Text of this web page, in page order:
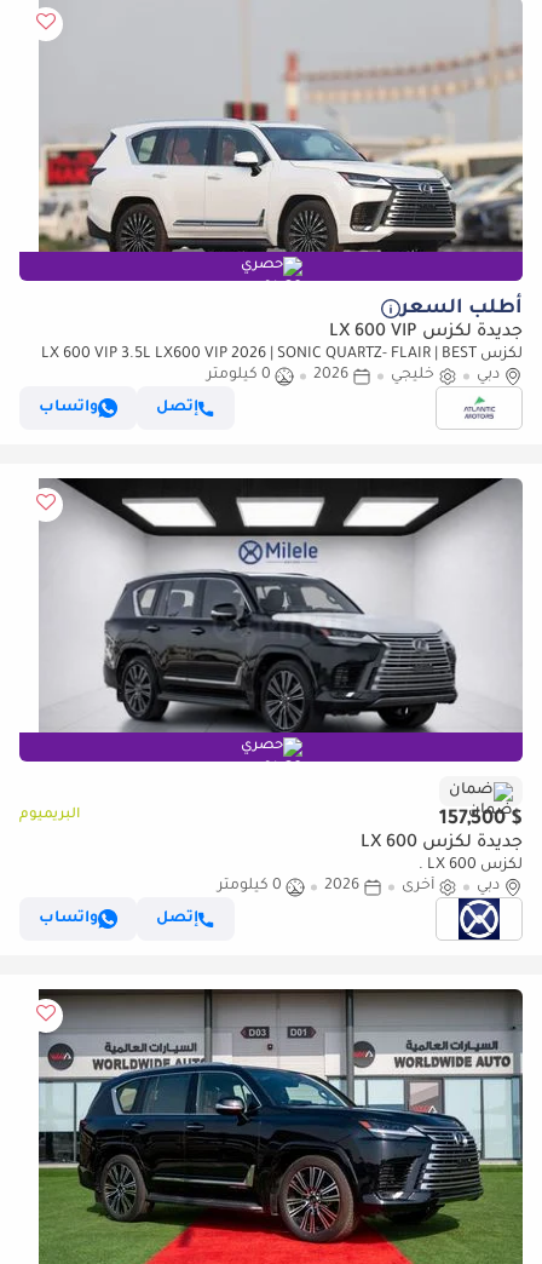
حصري
أطلب السعر
جديدة لكزس LX 600 VIP
لكزس LX 600 VIP 3.5L LX600 VIP 2026 | SONIC QUARTZ- FLAIR | BEST
EXPORT PRICE (للتصدير فقط)
دبي خليجي 2026
0 كيلومتر
إتصل
واتساب
حصري
ضمان
$ 157,500 البريميوم
جديدة لكزس LX 600
لكزس LX 600 .
دبي
أخرى 2026
0 كيلومتر
إتصل
واتساب